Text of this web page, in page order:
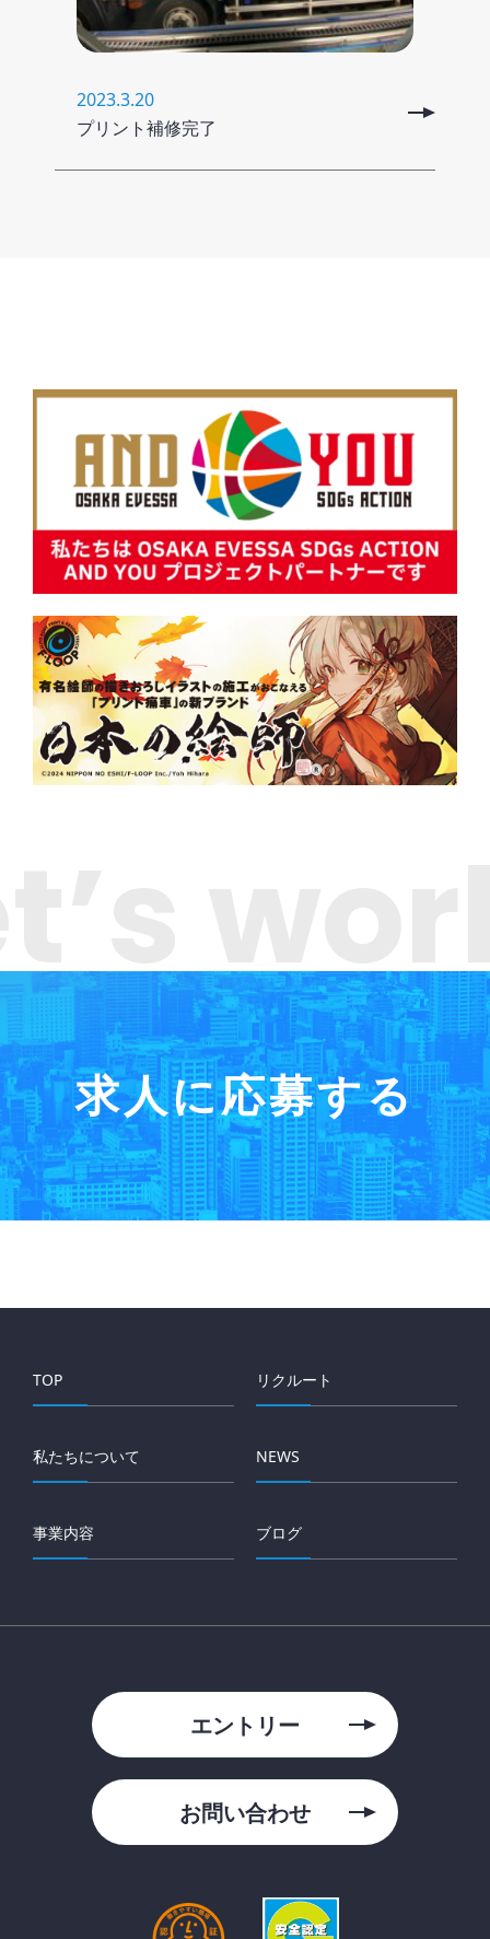
2023.3.20
プリント補修完了
求人に応募する
TOP
私たちについて
事業内容
リクルート
NEWS
ブログ
エントリー
お問い合わせ